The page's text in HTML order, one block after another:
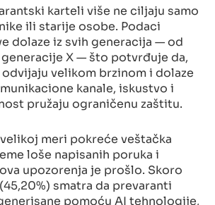
karteli više ne ciljaju samo
ili starije osobe. Podaci
dolaze iz svih generacija — od
X — što potvrđuje da,
odvijaju velikom brzinom i dolaze
kanale, iskustvo i
pružaju ograničenu zaštitu.
meri pokreće veštačka
loše napisanih poruka i
upozorenja je prošlo. Skoro
smatra da prevaranti
pomoću AI tehnologije,